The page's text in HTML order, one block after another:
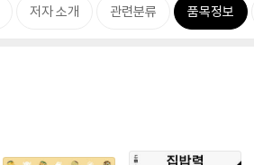
저자 소개 관련분류 품목정보